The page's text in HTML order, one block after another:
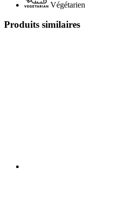
Végétarien
Produits similaires